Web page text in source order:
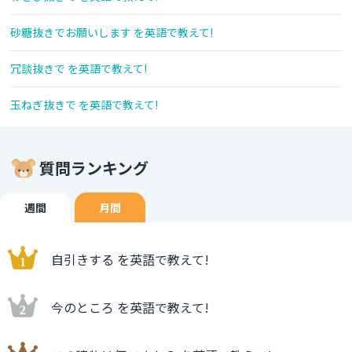
砂糖抜きでお願いします を英語で教えて!
冗談抜きで を英語で教えて!
玉ねぎ抜きで を英語で教えて!
質問ランキング
週間 月間
自引きする を英語で教えて!
今のところ を英語で教えて!